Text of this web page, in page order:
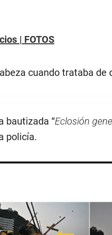
| FOTOS
cuando trataba de
bautizada “Eclosión
policía.